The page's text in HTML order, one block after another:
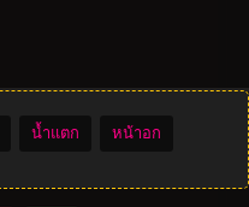
น้ำแตก หน้าอก